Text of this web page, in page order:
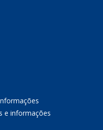
e informações